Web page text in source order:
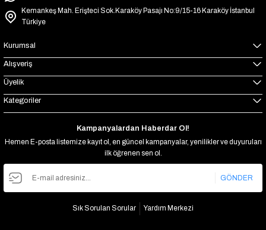
Kemankeş Mah. Erişteci Sok.Karaköy Pasajı No:9/15-16 Karaköy İstanbul
Türkiye
Kurumsal
Alışveriş
Üyelik
Kategoriler
Kampanyalardan Haberdar Ol!
Hemen E-posta listemize kayıt ol, en güncel kampanyalar, yenilikler ve duyuruları
ilk öğrenen sen ol.
GÖNDER
Sık Sorulan Sorular Yardım Merkezi